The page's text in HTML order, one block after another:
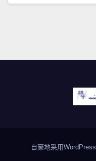
自豪地采用WordPress